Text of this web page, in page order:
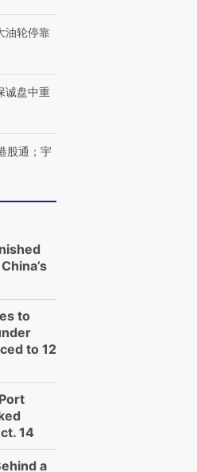
油轮停靠
诚盘中重
股通；宇
to
to 12
14
a